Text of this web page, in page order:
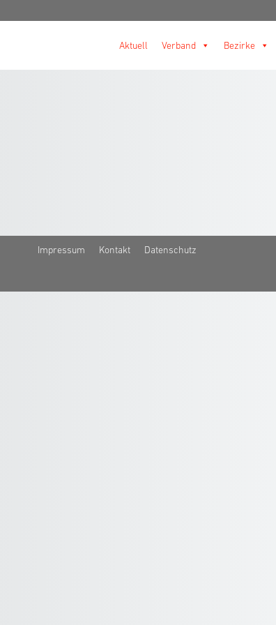
Aktuell Verband Bezirke
Impressum Kontakt Datenschutz